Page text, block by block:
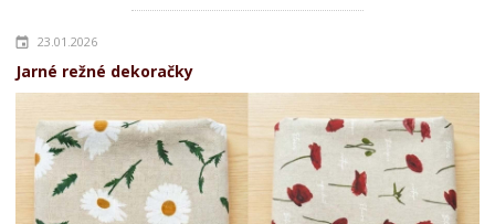
23.01.2026
Jarné režné dekoračky